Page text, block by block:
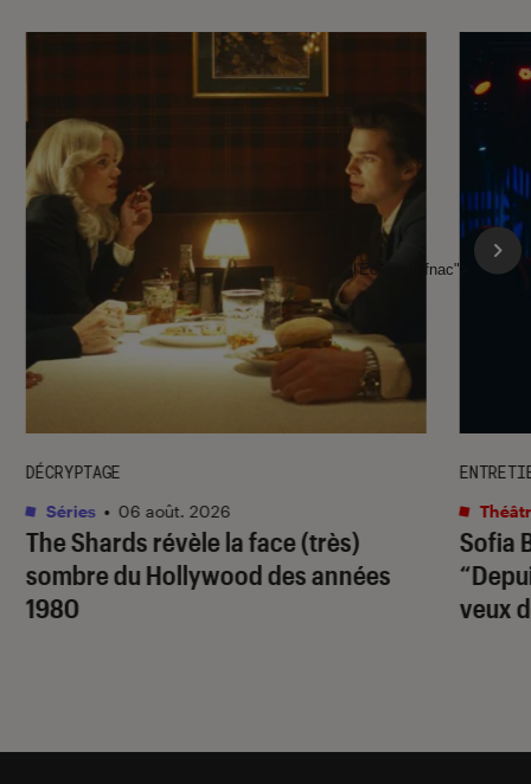
The Shards révèle la face (très)
sombre du Hollywood des années
1980
DÉCRYPTAGE
Séries • 06 août. 2026
Sofia
veux
l'Éclaireur fnac">